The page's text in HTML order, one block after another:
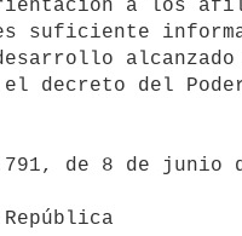
a los
suficiente
alcanzado
decreto del